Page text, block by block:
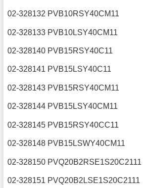
02-328132 PVB10RSY40CM11
02-328133 PVB10LSY40CM11
02-328140 PVB15RSY40C11
02-328141 PVB15LSY40C11
02-328143 PVB15RSY40CM11
02-328144 PVB15LSY40CM11
02-328145 PVB15RSY40CC11
02-328148 PVB15LSWY40CM11
02-328150 PVQ20B2RSE1S20C2111
02-328151 PVQ20B2LSE1S20C2111